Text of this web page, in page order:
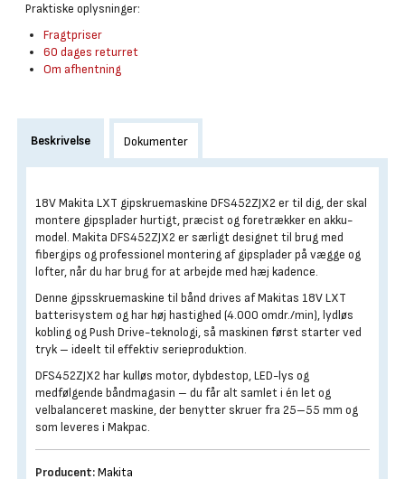
Praktiske oplysninger:
Fragtpriser
60 dages returret
Om afhentning
Beskrivelse Dokumenter
18V Makita LXT gipskruemaskine DFS452ZJX2 er til dig, der skal
montere gipsplader hurtigt, præcist og foretrækker en akku-
model. Makita DFS452ZJX2 er særligt designet til brug med
fibergips og professionel montering af gipsplader på vægge og
lofter, når du har brug for at arbejde med hæj kadence.
Denne gipsskruemaskine til bånd drives af Makitas 18V LXT
batterisystem og har høj hastighed (4.000 omdr./min), lydløs
kobling og Push Drive-teknologi, så maskinen først starter ved
tryk – ideelt til effektiv serieproduktion.
DFS452ZJX2 har kulløs motor, dybdestop, LED-lys og
medfølgende båndmagasin – du får alt samlet i én let og
velbalanceret maskine, der benytter skruer fra 25–55 mm og
som leveres i Makpac.
Producent:Makita